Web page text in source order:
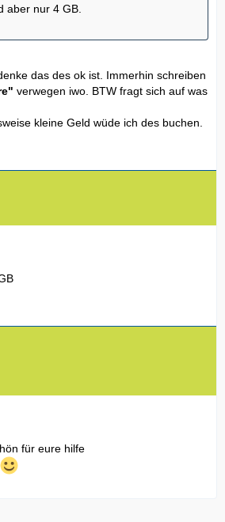
aber nur 4 GB.
das des ok ist. Immerhin schreiben
" verwegen iwo. BTW fragt sich auf was
kleine Geld wüde ich des buchen.
für eure hilfe